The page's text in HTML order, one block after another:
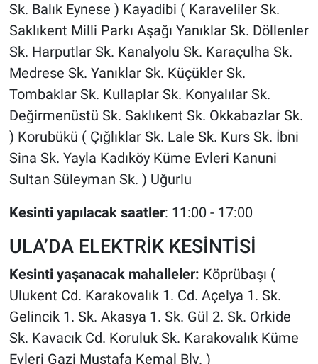
Sk. Balık Eynese ) Kayadibi ( Karaveliler Sk.
Saklıkent Milli Parkı Aşağı Yanıklar Sk. Döllenler
Sk. Harputlar Sk. Kanalyolu Sk. Karaçulha Sk.
Medrese Sk. Yanıklar Sk. Küçükler Sk.
Tombaklar Sk. Kullaplar Sk. Konyalılar Sk.
Değirmenüstü Sk. Saklıkent Sk. Okkabazlar Sk.
) Korubükü ( Çığlıklar Sk. Lale Sk. Kurs Sk. İbni
Sina Sk. Yayla Kadıköy Küme Evleri Kanuni
Sultan Süleyman Sk. ) Uğurlu
Kesinti yapılacak saatler: 11:00 - 17:00
ULA’DA ELEKTRİK KESİNTİSİ
Kesinti yaşanacak mahalleler: Köprübaşı (
Ulukent Cd. Karakovalık 1. Cd. Açelya 1. Sk.
Gelincik 1. Sk. Akasya 1. Sk. Gül 2. Sk. Orkide
Sk. Kavacık Cd. Koruluk Sk. Karakovalık Küme
Evleri Gazi Mustafa Kemal Blv. )